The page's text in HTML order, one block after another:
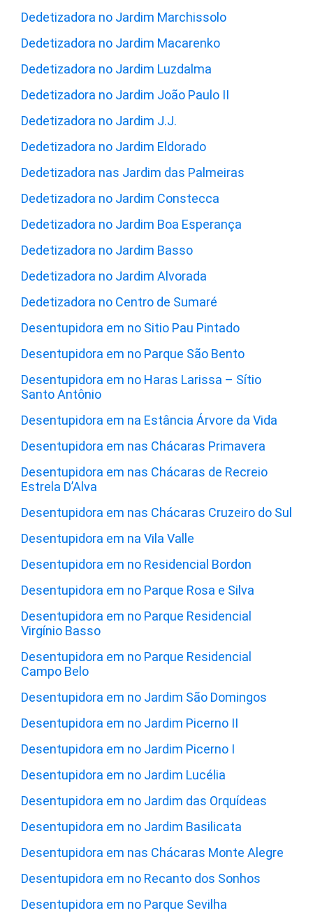
Dedetizadora no Jardim Marchissolo
Dedetizadora no Jardim Macarenko
Dedetizadora no Jardim Luzdalma
Dedetizadora no Jardim João Paulo II
Dedetizadora no Jardim J.J.
Dedetizadora no Jardim Eldorado
Dedetizadora nas Jardim das Palmeiras
Dedetizadora no Jardim Constecca
Dedetizadora no Jardim Boa Esperança
Dedetizadora no Jardim Basso
Dedetizadora no Jardim Alvorada
Dedetizadora no Centro de Sumaré
Desentupidora em no Sitio Pau Pintado
Desentupidora em no Parque São Bento
Desentupidora em no Haras Larissa – Sítio
Santo Antônio
Desentupidora em na Estância Árvore da Vida
Desentupidora em nas Chácaras Primavera
Desentupidora em nas Chácaras de Recreio
Estrela D’Alva
Desentupidora em nas Chácaras Cruzeiro do Sul
Desentupidora em na Vila Valle
Desentupidora em no Residencial Bordon
Desentupidora em no Parque Rosa e Silva
Desentupidora em no Parque Residencial
Virgínio Basso
Desentupidora em no Parque Residencial
Campo Belo
Desentupidora em no Jardim São Domingos
Desentupidora em no Jardim Picerno II
Desentupidora em no Jardim Picerno I
Desentupidora em no Jardim Lucélia
Desentupidora em no Jardim das Orquídeas
Desentupidora em no Jardim Basilicata
Desentupidora em nas Chácaras Monte Alegre
Desentupidora em no Recanto dos Sonhos
Desentupidora em no Parque Sevilha